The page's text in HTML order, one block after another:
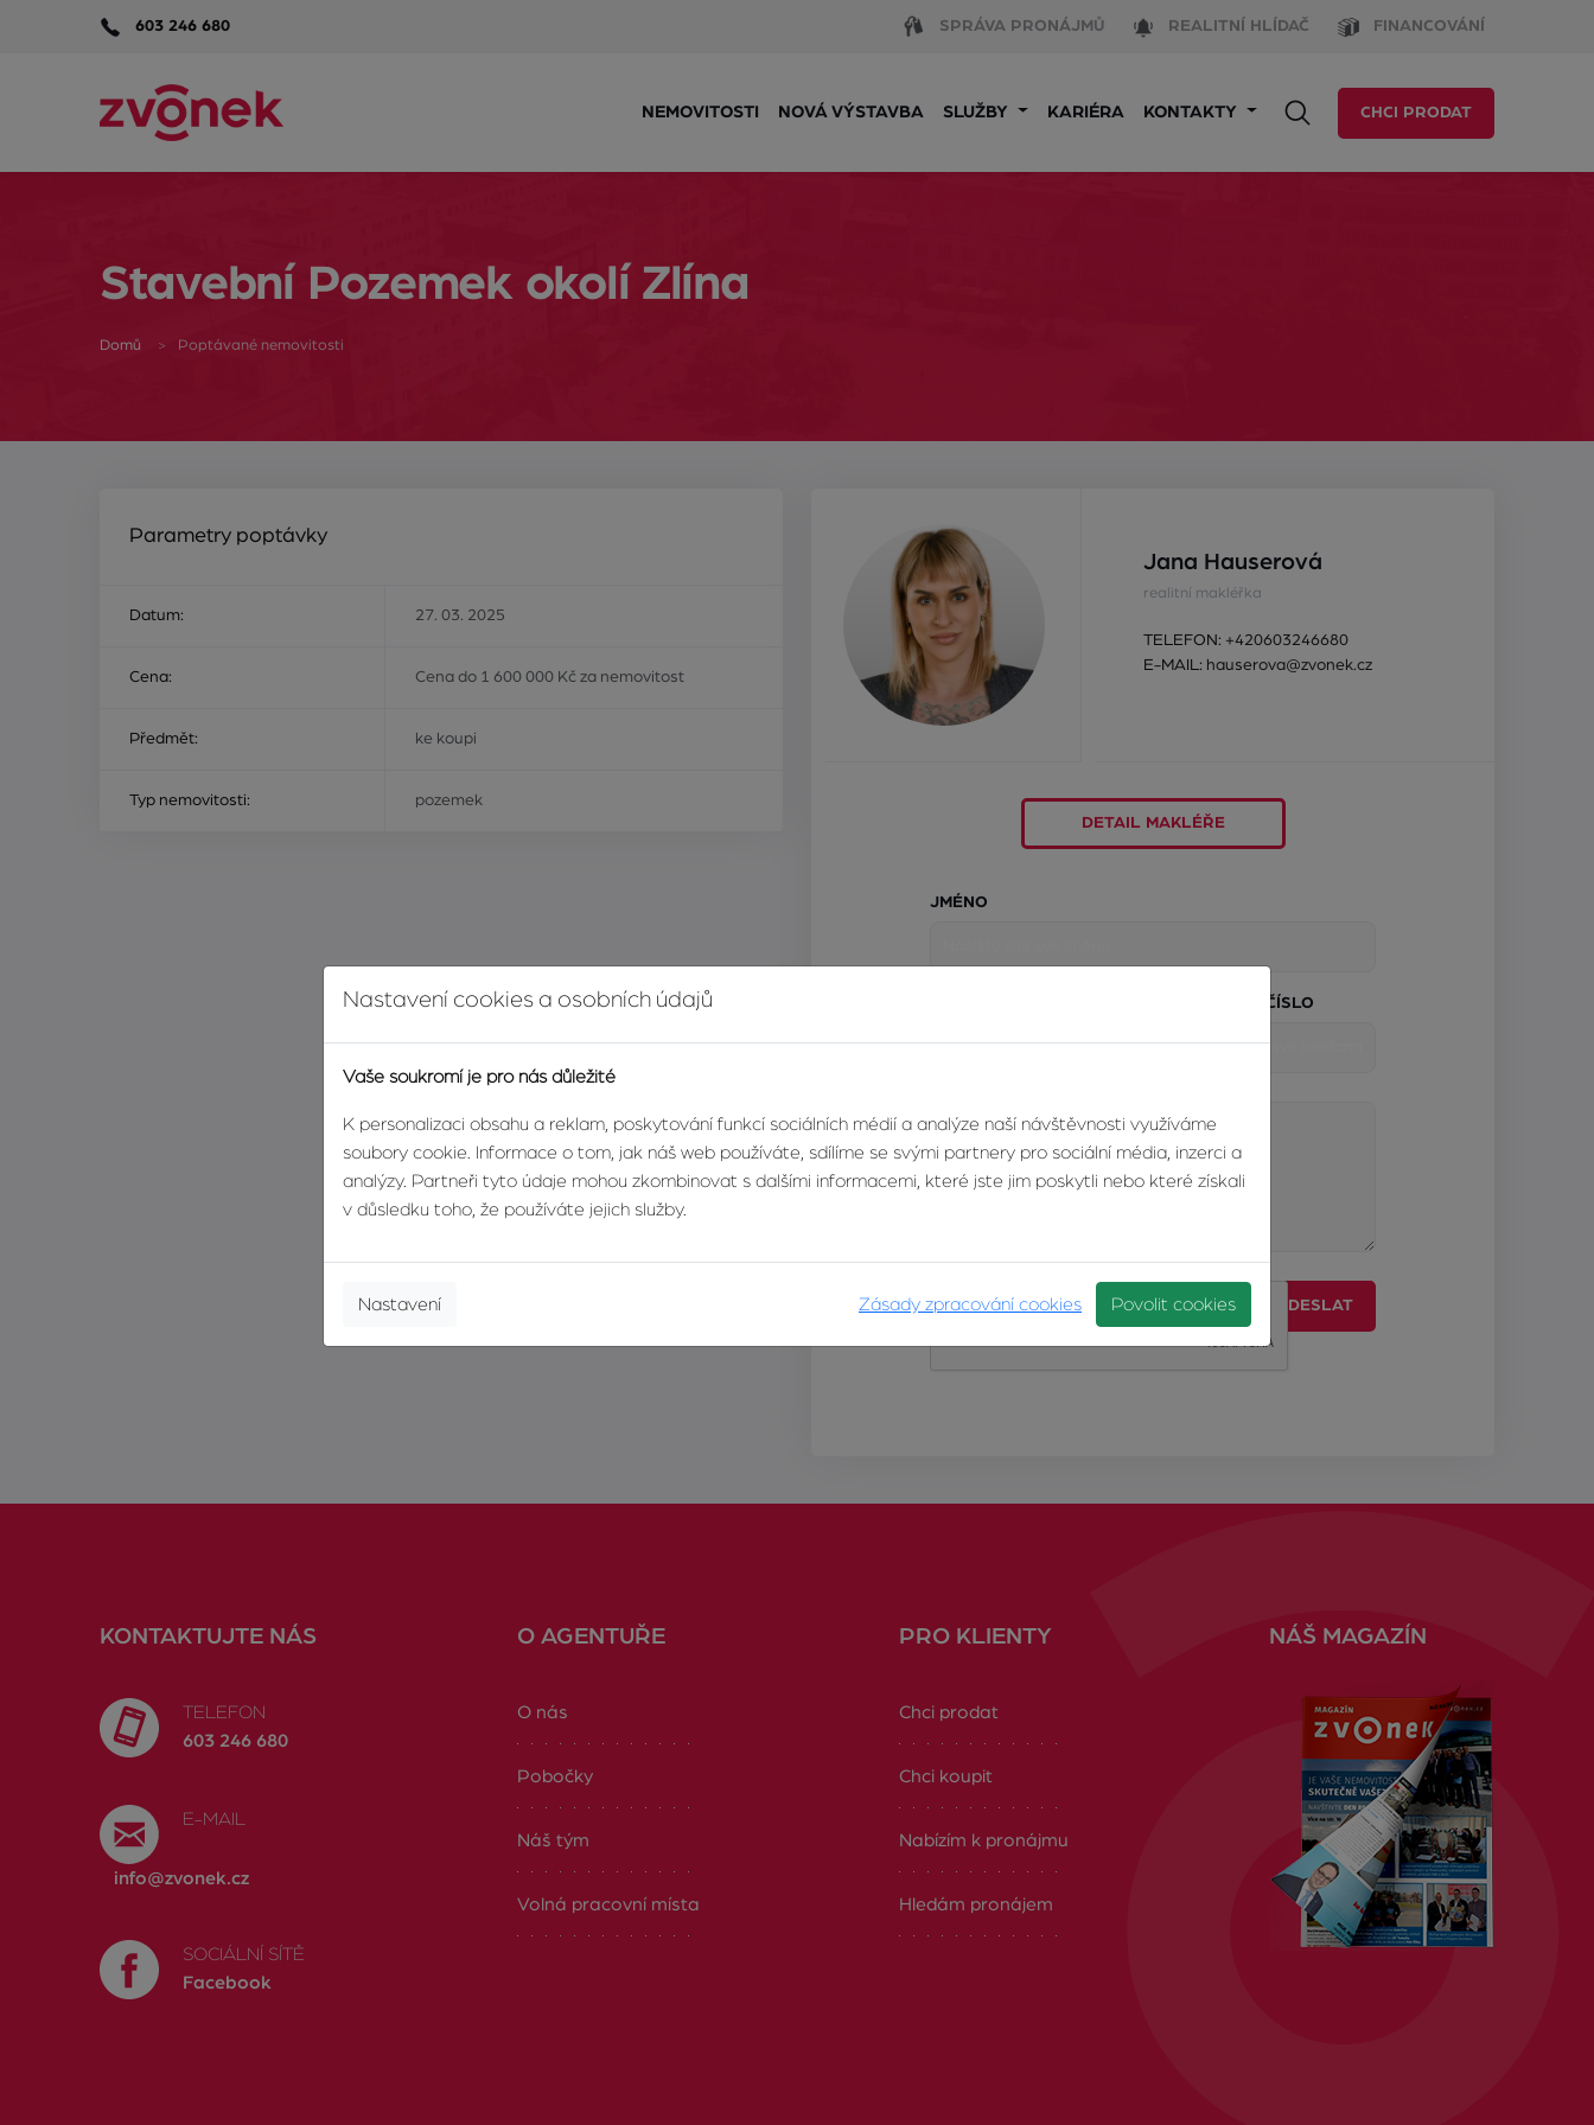
603 246 680 SPRÁVA PRONÁJMŮ REALITNÍ HLÍDAČ FINANCOVÁNÍ
NEMOVITOSTI NOVÁ VÝSTAVBA SLUŽBY KARIÉRA KONTAKTY CHCI PRODAT
Stavební Pozemek okolí Zlína
Domů Poptávané nemovitosti
Parametry poptávky
Datum: 27. 03. 2025
Cena: Cena do 1 600 000 Kč za nemovitost
Předmět: ke koupi
Typ nemovitosti: pozemek
Jana Hauserová
realitní makléřka
TELEFON: +420603246680
E-MAIL: hauserova@zvonek.cz
DETAIL MAKLÉŘE
JMÉNO
TELEFONNÍ ČÍSLO
ODESLAT
KONTAKTUJTE NÁS
TELEFON
603 246 680
E-MAIL
info@zvonek.cz
SOCIÁLNÍ SÍTĚ
Facebook
O AGENTUŘE
O nás
Pobočky
Náš tým
Volná pracovní místa
PRO KLIENTY
Chci prodat
Chci koupit
Nabízím k pronájmu
Hledám pronájem
NÁŠ MAGAZÍN
Nastavení cookies a osobních údajů
Vaše soukromí je pro nás důležité
K personalizaci obsahu a reklam, poskytování funkcí sociálních médií a analýze naší návštěvnosti využíváme
soubory cookie. Informace o tom, jak náš web používáte, sdílíme se svými partnery pro sociální média, inzerci a
analýzy. Partneři tyto údaje mohou zkombinovat s dalšími informacemi, které jste jim poskytli nebo které získali
v důsledku toho, že používáte jejich služby.
Zásady zpracování cookies
Nastavení Povolit cookies